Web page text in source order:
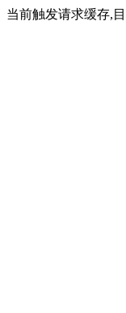
当前触发请求缓存,